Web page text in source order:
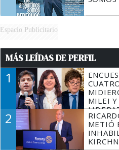
Espacio Publicitario
MÁS LEÍDAS DE PERFIL
1
MILEI Y
2
METIÓ